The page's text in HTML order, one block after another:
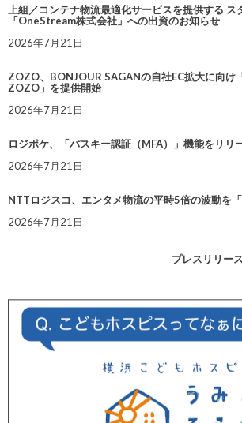
上組／コンテナ物流最適化サービスを提供する ス
「OneStream株式会社」への出資のお知らせ
2026年7月21日
ZOZO、BONJOUR SAGANの自社EC拡大に向
ZOZO」を提供開始
2026年7月21日
ロジポケ、「パスキー認証（MFA）」機能をリリ
2026年7月21日
NTTロジスコ、エンタメ物流の平時5倍の波動を
2026年7月21日
プレスリリー